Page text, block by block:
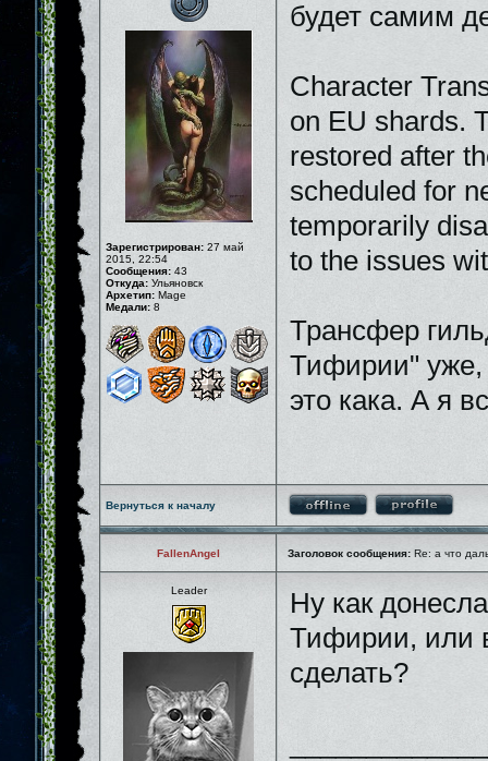
Зарегистрирован: 27 май
2015, 22:54
Сообщения: 43
Откуда: Ульяновск
Архетип: Mage
Медали: 8
будет самим
Character
on EU shards.
restored after
scheduled for
temporarily
to the issues
Трансфер
Тифирии" уже,
это кака. А я
Вернуться к началу
FallenAngel Заголовок сообщения: Re: а что
Leader
Ну как
Тифирии, или
сделать?